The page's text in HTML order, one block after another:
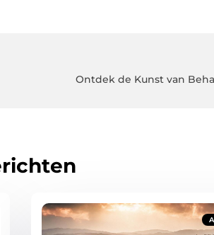
Ontdek de Kunst van